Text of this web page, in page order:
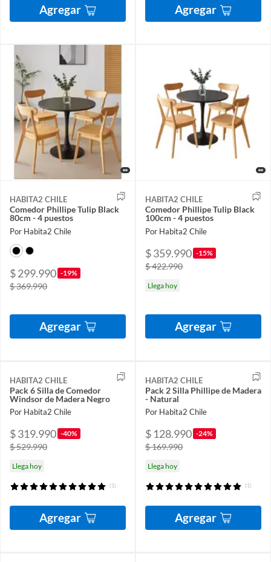
Agregar Agregar
HABITA2 CHILE
Comedor Phillipe Tulip Black
80cm - 4 puestos
Por Habita2 Chile
$ 299.990 -19%
$ 369.990
Agregar
HABITA2 CHILE
Comedor Phillipe Tulip Black
100cm - 4 puestos
Por Habita2 Chile
$ 359.990 -15%
$ 422.990
Llega hoy
Agregar
HABITA2 CHILE
Pack 6 Silla de Comedor
Windsor de Madera Negro
Por Habita2 Chile
$ 319.990 -40%
$ 529.990
Llega hoy
(1)
Agregar
HABITA2 CHILE
Pack 2 Silla Phillipe de Madera
- Natural
Por Habita2 Chile
$ 128.990 -24%
$ 169.990
Llega hoy
(1)
Agregar